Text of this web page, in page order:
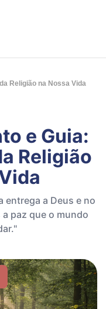
Religião na Nossa Vida
e Guia:
Religião
entrega a Deus e no
paz que o mundo